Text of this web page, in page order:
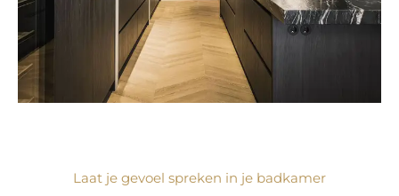
Laat je gevoel spreken in je badkamer